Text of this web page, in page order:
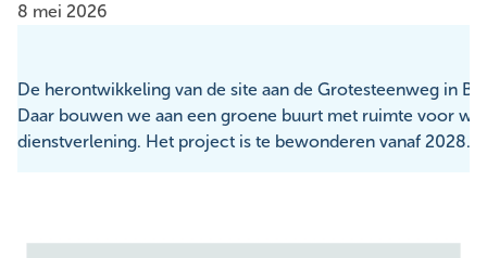
8 mei 2026
De herontwikkeling van de site aan de Grotesteenweg in
Daar bouwen we aan een groene buurt met ruimte voor
dienstverlening. Het project is te bewonderen vanaf 2028.